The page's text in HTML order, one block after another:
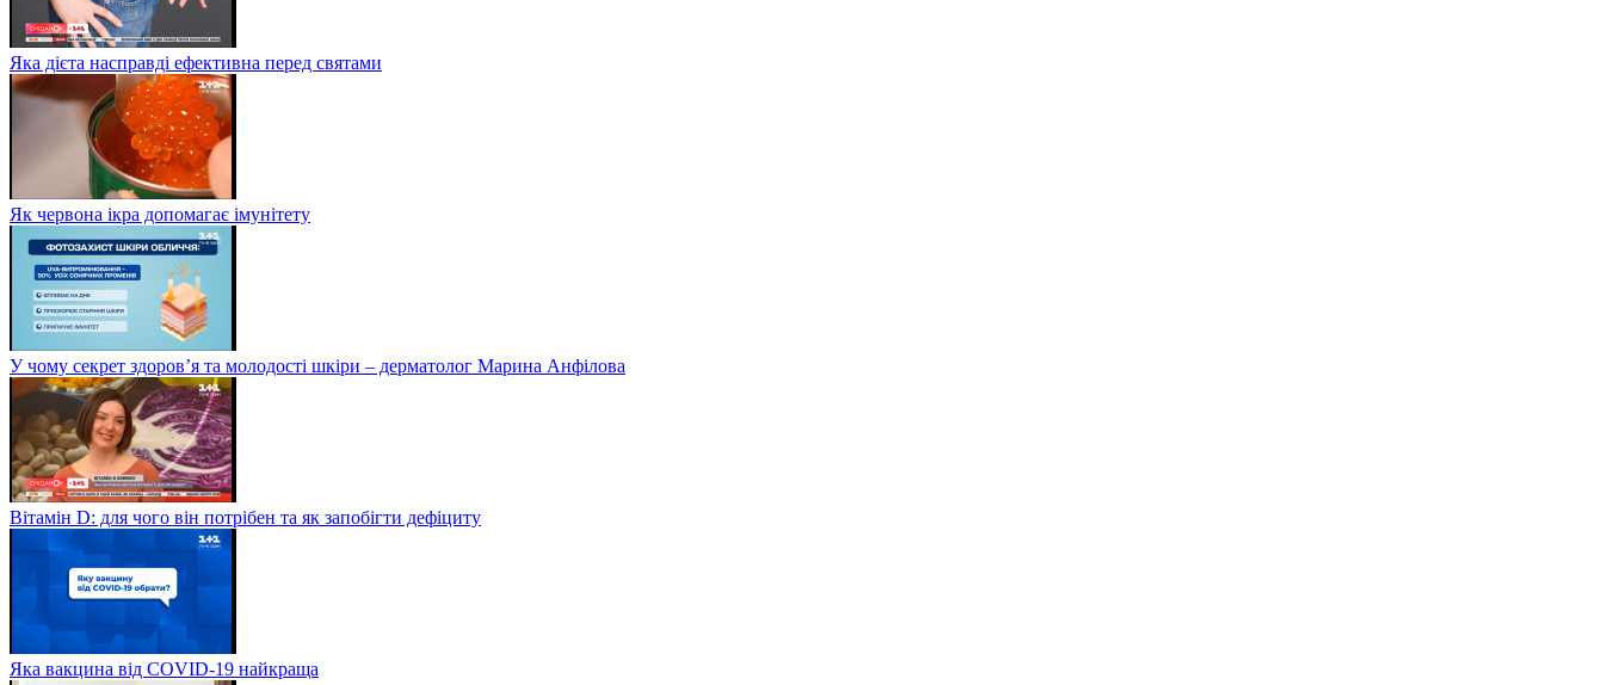
Яка дієта насправді ефективна перед святами
Як червона ікра допомагає імунітету
У чому секрет здоров’я та молодості шкіри – дерматолог Марина Анфілова
Вітамін D: для чого він потрібен та як запобігти дефіциту
Яка вакцина від СOVID-19 найкраща